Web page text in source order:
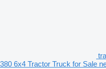
380 6x4 Tractor Truck for Sale